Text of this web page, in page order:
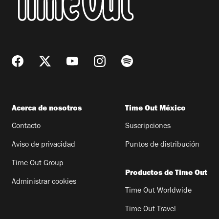
Acerca de nosotros
Contacto
Aviso de privacidad
Time Out Group
Administrar cookies
Time Out México
Suscripciones
Puntos de distribución
Productos de Time Out
Time Out Worldwide
Time Out Travel